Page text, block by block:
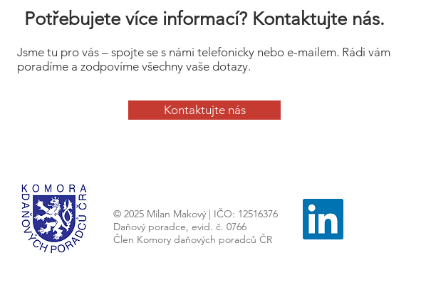
Potřebujete více informací? Kontaktujte nás.
Jsme tu pro vás – spojte se s námi telefonicky nebo e-mailem. Rádi vám
poradíme a zodpovíme všechny vaše dotazy.
Kontaktujte nás
© 2025 Milan Makový | IČO: 12516376
Daňový poradce, evid. č. 0766
Člen Komory daňových poradců ČR